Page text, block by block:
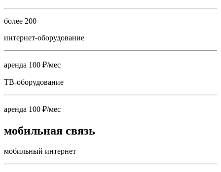
более 200
интернет-оборудование
аренда 100 ₽/мес
ТВ-оборудование
аренда 100 ₽/мес
мобильная связь
мобильный интернет